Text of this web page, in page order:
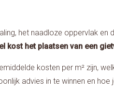
het naadloze oppervlak en
kost het plaatsen van een
kosten per m² zijn,
advies in te winnen en hoe